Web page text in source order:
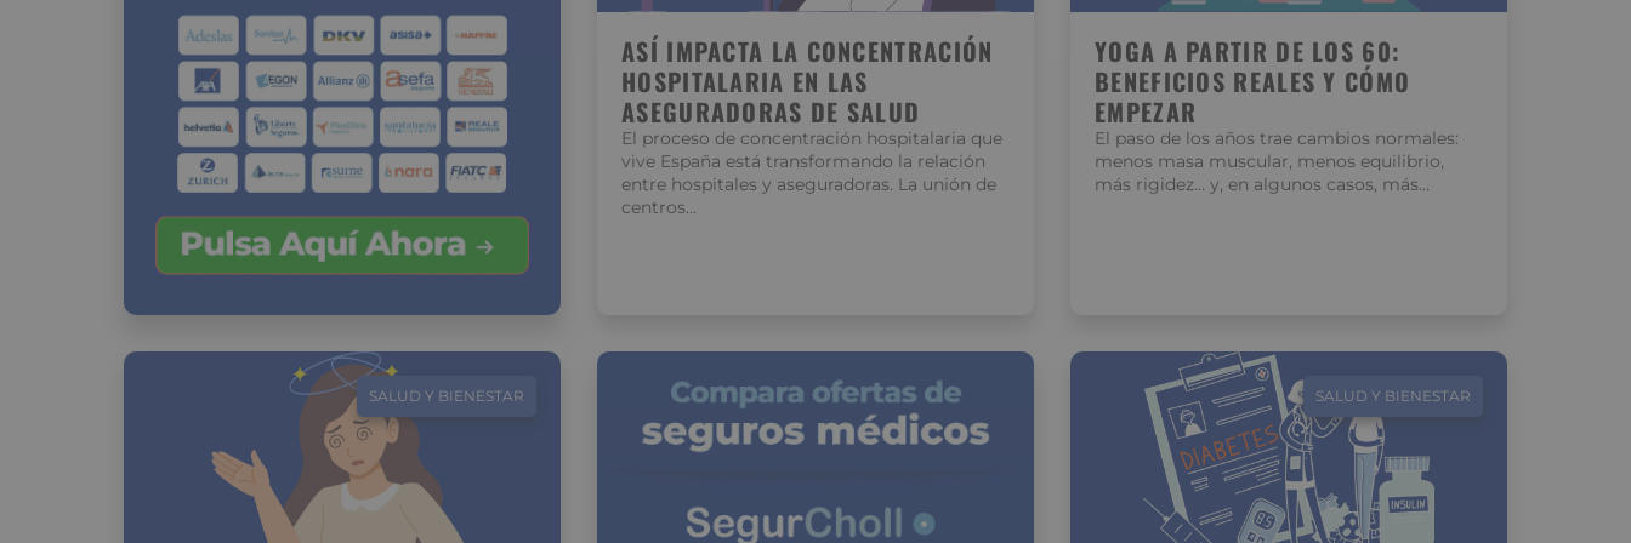
ASÍ IMPACTA LA CONCENTRACIÓN
HOSPITALARIA EN LAS
ASEGURADORAS DE SALUD
El proceso de concentración hospitalaria que
vive España está transformando la relación
entre hospitales y aseguradoras. La unión de
centros…
YOGA A PARTIR DE LOS 60:
BENEFICIOS REALES Y CÓMO
EMPEZAR
El paso de los años trae cambios normales:
menos masa muscular, menos equilibrio,
más rigidez… y, en algunos casos, más…
SALUD Y BIENESTAR SALUD Y BIENESTAR